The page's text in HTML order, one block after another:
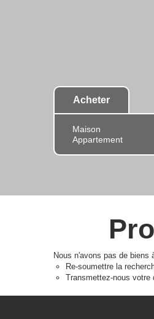
Acheter
Nous n'avons pas de
Re-soumettre la
Transmettez-nous votre